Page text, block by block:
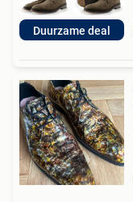
Duurzame deal